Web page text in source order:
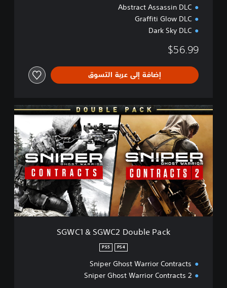
Abstract Assassin DLC
Graffiti Glow DLC
Dark Sky DLC
$56.99
إضافة إلى عربة التسوق
S
2
D
SGWC1 & SGWC2 Double Pack
PS4
PS5
Sniper Ghost Warrior Contracts
Sniper Ghost Warrior Contracts 2